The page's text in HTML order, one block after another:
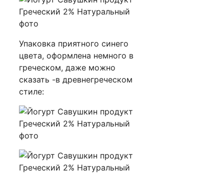
Упаковка приятного синего
цвета, оформлена немного в
греческом, даже можно
сказать -в древнегреческом
стиле: